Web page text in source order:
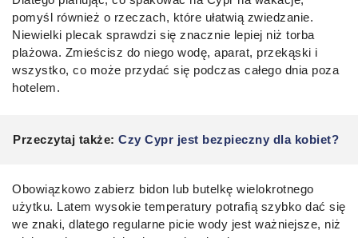
pomyśl również o rzeczach, które ułatwią zwiedzanie.
Niewielki plecak sprawdzi się znacznie lepiej niż torba
plażowa. Zmieścisz do niego wodę, aparat, przekąski i
wszystko, co może przydać się podczas całego dnia poza
hotelem.
Przeczytaj także: Czy Cypr jest bezpieczny dla kobiet?
Obowiązkowo zabierz bidon lub butelkę wielokrotnego
użytku. Latem wysokie temperatury potrafią szybko dać się
we znaki, dlatego regularne picie wody jest ważniejsze, niż